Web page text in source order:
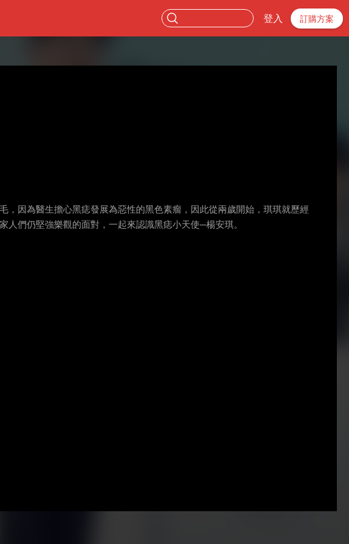
登入 訂購方案
因為醫生擔心黑痣發展為惡性的黑色素瘤，因此從兩歲開始，琪琪就歷經
們仍堅強樂觀的面對，一起來認識黑痣小天使─楊安琪。